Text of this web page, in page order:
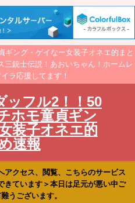
ギング・ゲイなー女装子オネエ的まと
三銃士伝説！あおいちゃん！ホームレ
ラ応援してます！
ッフル2！！50
ホモ童貞ギン
装子オネエ的
速報
アクセス、閲覧、こちらのサービス
きています＞本日は足元が悪い中ご
うございます。